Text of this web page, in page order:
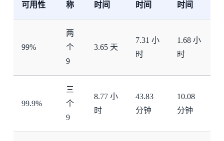
可用性
称
时间
时间
时间
99%
两
个
9
3.65 天
7.31 小
时
1.68 小
时
99.9%
三
个
9
8.77 小
时
43.83
分钟
10.08
分钟